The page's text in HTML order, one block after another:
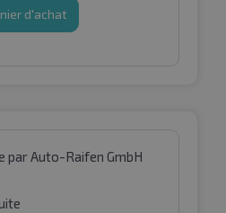
d'achat
par Auto-Raifen GmbH